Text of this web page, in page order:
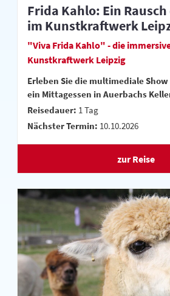
Frida Kahlo: Ein
im Kunstkraftwerk
"Viva Frida Kahlo" - die
Kunstkraftwerk Leipzig
Erleben Sie die multimediale
ein Mittagessen in Auerbachs
Reisedauer: 1 Tag
Nächster Termin: 10.10.2026
zur Reise